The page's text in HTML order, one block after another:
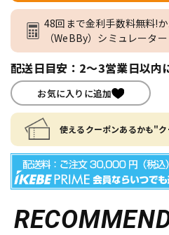
48回まで金利手数料無料!
（WeBBy）シミュレーター
配送日目安：2～3営業日以内
お気に入りに追加
使えるクーポンあるかも"